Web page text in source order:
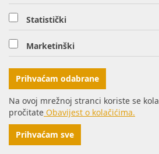
03.07.2024. Planirani radovi na
03.07.2024. Planirani radovi na
03.07.2024. - 04.07.2024. -
mreži - Sirač
03.07.2024. Neplanirani radovi na
Statistički
Marketinški
Prihvaćam odabrane
Na ovoj mrežnoj stranci koriste se
pročitate Obavijest o kolačićima.
Prihvaćam sve